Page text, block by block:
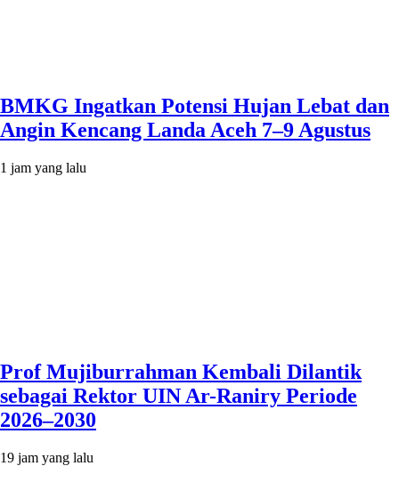
BMKG Ingatkan Potensi Hujan Lebat dan
Angin Kencang Landa Aceh 7–9 Agustus
1 jam yang lalu
Prof Mujiburrahman Kembali Dilantik
sebagai Rektor UIN Ar-Raniry Periode
2026–2030
19 jam yang lalu